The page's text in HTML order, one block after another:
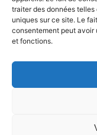
traiter des données
uniques sur ce site. Le
consentement peut
et fonctions.
Copyright 2025